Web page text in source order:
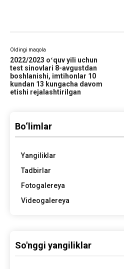
Oldingi maqola
2022/2023 oʻquv yili uchun
test sinovlari 8-avgustdan
boshlanishi, imtihonlar 10
kundan 13 kungacha davom
etishi rejalashtirilgan
Bo‘limlar
Yangiliklar
Tadbirlar
Fotogalereya
Videogalereya
So'nggi yangiliklar